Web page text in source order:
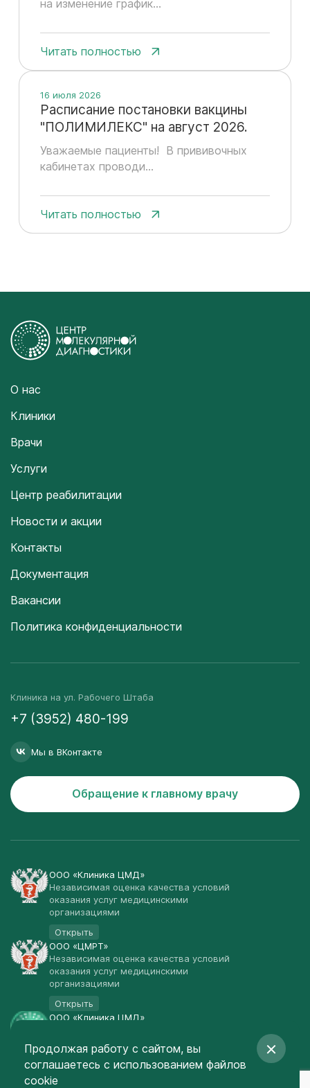
на изменение график...
Читать полностью
Расписание постановки вакцины
"ПОЛИМИЛЕКС" на август 2026.
Уважаемые пациенты! В прививочных
кабинетах проводи...
16 июля 2026
Читать полностью
О нас
Клиники
Врачи
Услуги
Центр реабилитации
Новости и акции
Контакты
Документация
Вакансии
Политика конфиденциальности
Клиника на ул. Рабочего Штаба
+7 (3952) 480-199
Мы в ВКонтакте
Обращение к главному врачу
ООО «Клиника ЦМД»
Независимая оценка качества условий
оказания услуг медицинскими
организациями
Открыть
ООО «ЦМРТ»
Независимая оценка качества условий
оказания услуг медицинскими
организациями
Открыть
ООО «Клиника ЦМД»
Открыть
© Клиника ЦМД 2003-2026
Продолжая работу с сайтом, вы
соглашаетесь с использованием файлов
cookie